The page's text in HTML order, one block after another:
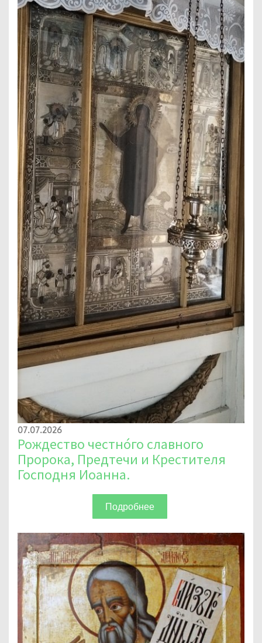
07.07.2026
Рождество честно́го славного
Пророка, Предтечи и Крестителя
Господня Иоанна.
Подробнее